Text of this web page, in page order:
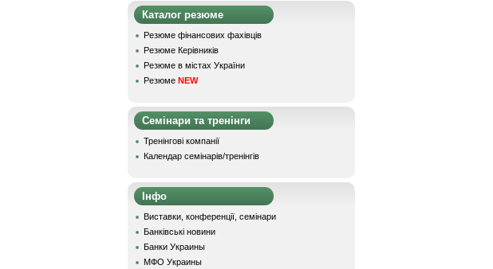
Каталог резюме
Резюме фінансових фахівців
Резюме Керівників
Резюме в містах України
Резюме NEW
Семінари та тренінги
Тренінгові компанії
Календар семінарів/тренінгів
Інфо
Виставки, конференції, семінари
Банківські новини
Банки Украины
МФО Украины